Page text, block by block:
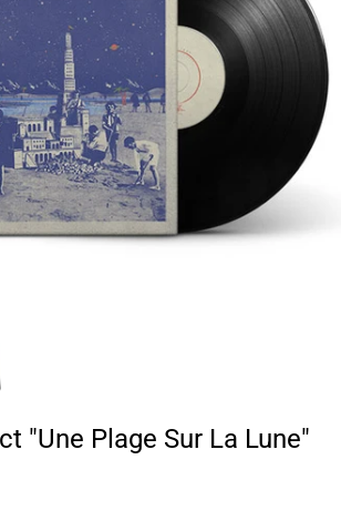
"Une Plage Sur La Lune"